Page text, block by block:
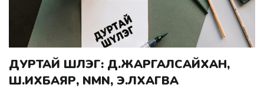
ДУРТАЙ ШҮЛЭГ: Д.ЖАРГАЛСАЙХАН,
Ш.ИХБАЯР, NMN, Э.ЛХАГВА